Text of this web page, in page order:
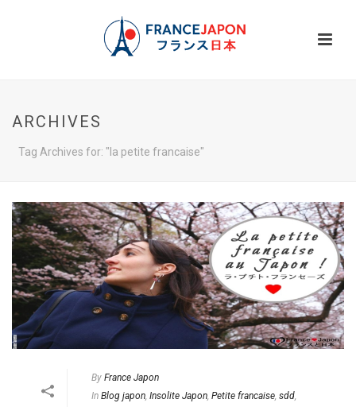
ARCHIVES
Tag Archives for: "la petite francaise"
By France Japon
In Blog japon Insolite Japon Petite francaise sdd